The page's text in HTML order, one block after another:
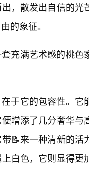
，散发出自信的
的象征。
充满艺术感的桃
于它的包容性。它
增添了几分奢华
📝来一种清新的
白色，它则显得